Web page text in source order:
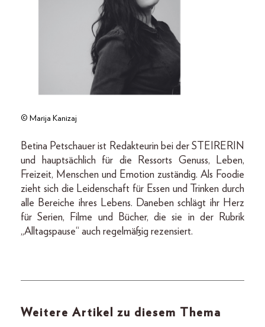
© Marija Kanizaj
Betina Petschauer ist Redakteurin bei der STEIRERIN
und hauptsächlich für die Ressorts Genuss, Leben,
Freizeit, Menschen und Emotion zuständig. Als Foodie
zieht sich die Leidenschaft für Essen und Trinken durch
alle Bereiche ihres Lebens. Daneben schlägt ihr Herz
für Serien, Filme und Bücher, die sie in der Rubrik
„Alltagspause“ auch regelmäßig rezensiert.
Weitere Artikel zu diesem Thema